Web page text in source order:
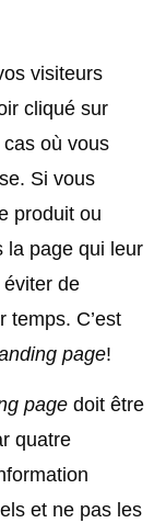
visiteurs
cliqué sur
où vous
Si vous
produit ou
la page qui leur
éviter de
temps. C’est
page!
page doit être
quatre
et ne pas les